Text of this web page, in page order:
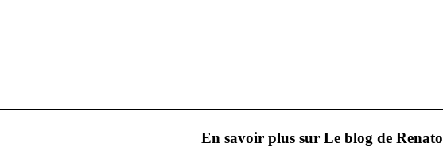
En savoir plus sur Le blog de Renato